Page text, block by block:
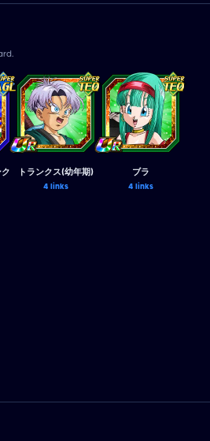
トランクス(幼年期)
4 links
ブラ
4 links